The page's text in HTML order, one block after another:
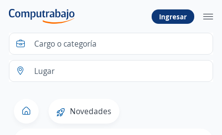
Ingresar
Novedades